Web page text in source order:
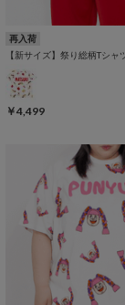
再入荷
【新サイズ】祭り総柄Tシャ
￥4,499